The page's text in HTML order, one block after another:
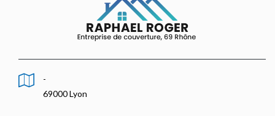
-
69000 Lyon